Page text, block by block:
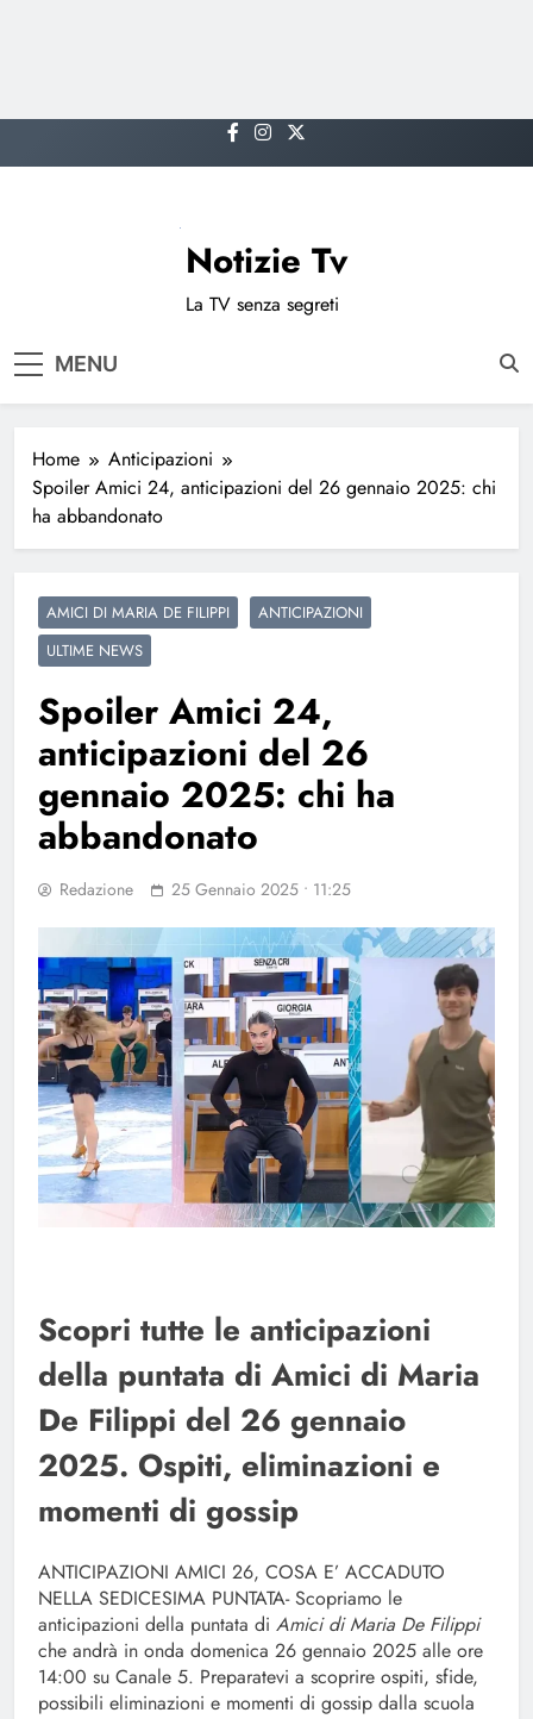
to
Notizie Tv
La TV senza segreti
MENU
Home
Anticipazioni
Spoiler Amici 24, anticipazioni del 26 gennaio 2025: chi
ha abbandonato
AMICI DI MARIA DE FILIPPI
ANTICIPAZIONI
ULTIME NEWS
Spoiler Amici 24,
anticipazioni del 26
gennaio 2025: chi ha
abbandonato
Redazione 25 Gennaio 2025 • 11:25
Scopri tutte le anticipazioni
della puntata di Amici di Maria
De Filippi del 26 gennaio
2025. Ospiti, eliminazioni e
momenti di gossip
ANTICIPAZIONI AMICI 26, COSA E’ ACCADUTO
NELLA SEDICESIMA PUNTATA- Scopriamo le
anticipazioni della puntata di Amici di Maria De Filippi
che andrà in onda domenica 26 gennaio 2025 alle ore
14:00 su Canale 5. Preparatevi a scoprire ospiti, sfide,
possibili eliminazioni e momenti di gossip dalla scuola